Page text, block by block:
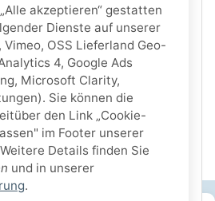
akzeptieren“ gestatten
Dienste auf unserer
Vimeo, OSS Lieferland Geo-
4, Google Ads
Microsoft Clarity,
Sie können die
den Link „Cookie-
im Footer unserer
Details finden Sie
und in unserer
.